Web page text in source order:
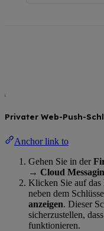
Privater Web-Push-
Anchor link to
Gehen Sie in der
→ Cloud
Klicken Sie auf das
neben dem
anzeigen. Dieser
sicherzustellen,
funktionieren.